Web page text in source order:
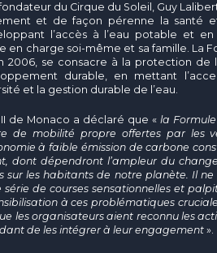
du Cirque du Soleil, Guy
et de façon pérenne la santé
l’accès à l’eau potable et
en charge soi-même et sa famille. La
2006, se consacre à la protection de
durable, en mettant
et la gestion durable de l’eau.
de Monaco a déclaré que « la
de mobilité propre offertes par les
à faible émission de carbone
dont dépendront l’ampleur du
sur les habitants de notre planète. Il
de courses sensationnelles et
à ces problématiques
les organisateurs aient reconnu les
de les intégrer à leur engagement ».